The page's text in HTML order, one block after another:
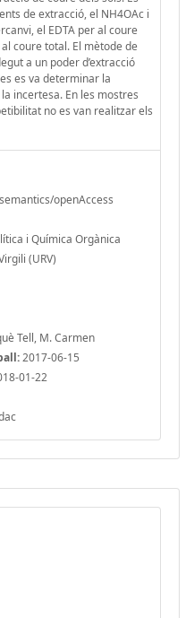
de extracció, el NH4OAc i
el EDTA per al coure
coure total. El mètode de
a un poder d’extracció
es va determinar la
incertesa. En les mostres
no es van realitzar els
openAccess
i Química Orgànica
(URV)
Tell, M. Carmen
2017-06-15
01-22